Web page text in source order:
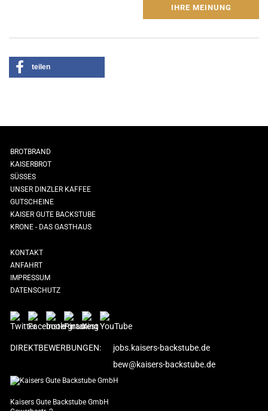
IHRE MEINUNG
teilen
BROTBRAND
KAISERBROT
SÜSSES
UNSER DINZLER KAFFEE
GUTSCHEINE
KAISER GUTE BACKSTUBE
KRONE - DAS GASTHAUS
KONTAKT
ANFAHRT
IMPRESSUM
DATENSCHUTZ
DIREKTBEWERBUNGEN:
jobs.kaisers-backstube.de
bew@kaisers-backstube.de
Kaisers Gute Backstube GmbH